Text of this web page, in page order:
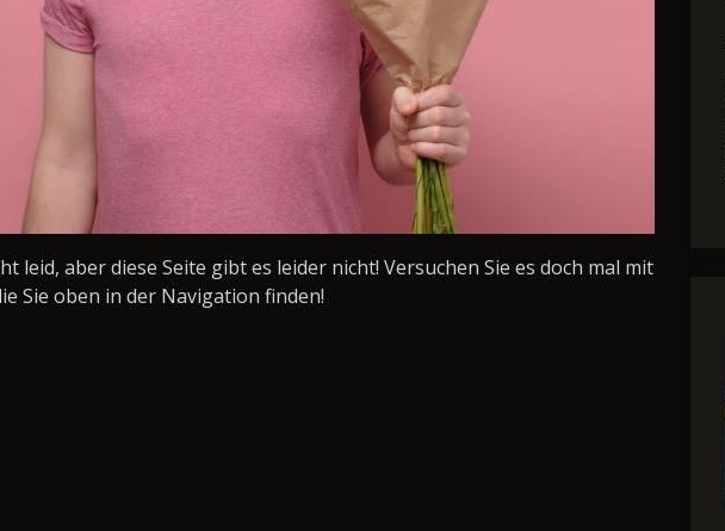
leid, aber diese Seite gibt es leider nicht! Versuchen Sie es doch mal mit
Sie oben in der Navigation finden!